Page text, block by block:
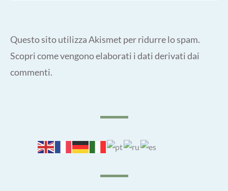
Questo sito utilizza Akismet per ridurre lo spam.
Scopri come vengono elaborati i dati derivati dai
commenti.